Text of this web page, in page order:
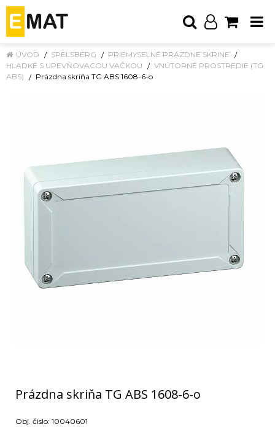
ÚVOD SPELSBERG
PRIEMYSELNÉ PRÁZDNE SKRINE
HLADKÉ S UPEVŇOVACOU VAČKOU
VNÚTORNÉ PROSTREDIE (TG
ABS)
Prázdna skriňa TG ABS 1608-6-o
Prázdna skriňa TG ABS 1608-6-o
Obj. čislo: 10040601